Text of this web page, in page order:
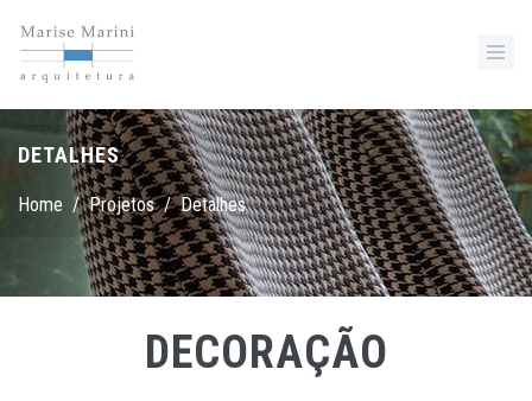
DETALHES
Home / Projetos / Detalhes
DECORAÇÃO